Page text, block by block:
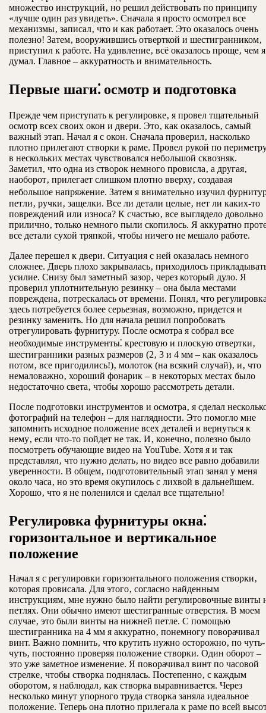
множество инструкций‚ но решил действовать по принципу
«лучше один раз увидеть». Сначала я просто осмотрел все
механизмы‚ записал‚ что и как работает. Это оказалось очень
полезно! Затем‚ вооружившись отверткой и шестигранником‚
приступил к работе. На удивление‚ всё оказалось проще‚ чем я
думал. Главное ‒ аккуратность и внимательность.
Первые шаги⁚ осмотр и подготовка
Прежде чем приступать к регулировке‚ я провел тщательный
осмотр всех своих окон и двери. Это‚ как оказалось‚ самый
важный этап. Начал я с окон. Сначала проверил‚ насколько
плотно прилегают створки к раме. Провел рукой по
в нескольких местах чувствовался небольшой сквозняк.
Заметил‚ что одна из створок немного провисла‚ а другая‚
наоборот‚ прилегает слишком плотно вверху‚ создавая
небольшое напряжение. Затем я внимательно изучил
петли‚ ручки‚ защелки. Все ли детали целые‚ нет ли каких-то
повреждений или износа? К счастью‚ все выглядело довольно
прилично‚ только немного пыли скопилось. Я аккуратно
все детали сухой тряпкой‚ чтобы ничего не мешало работе.
Далее перешел к двери. Ситуация с ней оказалась немного
сложнее. Дверь плохо закрывалась‚ приходилось
усилие. Снизу был заметный зазор‚ через который дуло. Я
проверил уплотнительную резинку – она была местами
повреждена‚ потрескалась от времени. Понял‚ что
здесь потребуется более серьезная‚ возможно‚ придется и
резинку заменить. Но для начала решил попробовать
отрегулировать фурнитуру. После осмотра я собрал все
необходимые инструменты⁚ крестовую и плоскую отвертки‚
шестигранники разных размеров (2‚ 3 и 4 мм – как оказалось
потом‚ все пригодились!)‚ молоток (на всякий случай)‚ и‚ что
немаловажно‚ хороший фонарик – в некоторых местах было
недостаточно света‚ чтобы хорошо рассмотреть детали.
После подготовки инструментов и осмотра‚ я сделал
фотографий на телефон – для наглядности. Это помогло мне
запомнить исходное положение всех деталей и вернуться к
нему‚ если что-то пойдет не так. И‚ конечно‚ полезно было
посмотреть обучающие видео на YouTube. Хотя я и так
представлял‚ что нужно делать‚ но видео все равно добавили
уверенности. В общем‚ подготовительный этап занял у меня
около часа‚ но это время окупилось с лихвой в дальнейшем.
Хорошо‚ что я не поленился и сделал все тщательно!
Регулировка фурнитуры окна⁚
горизонтальное и вертикальное
положение
Начал я с регулировки горизонтального положения створки‚
которая провисала. Для этого‚ согласно найденным
инструкциям‚ мне нужно было найти регулировочные винты
петлях. Они обычно имеют шестигранные отверстия. В моем
случае‚ это были винты на нижней петле. С помощью
шестигранника на 4 мм я аккуратно‚ понемногу поворачивал
винт. Важно помнить‚ что крутить нужно осторожно‚ по чуть-
чуть‚ постоянно проверяя положение створки. Один оборот –
это уже заметное изменение. Я поворачивал винт по часовой
стрелке‚ чтобы створка поднялась. Постепенно‚ с каждым
оборотом‚ я наблюдал‚ как створка выравнивается. Через
несколько минут упорного труда створка заняла идеальное
положение. Теперь она плотно прилегала к раме по всей